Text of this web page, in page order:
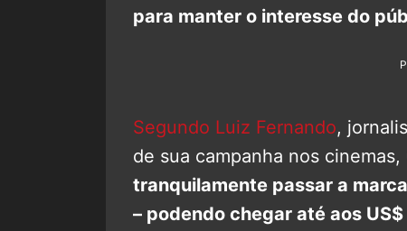
para manter o interesse do
Segundo Luiz Fernando,
de sua campanha nos cinemas,
tranquilamente passar a
– podendo chegar até aos